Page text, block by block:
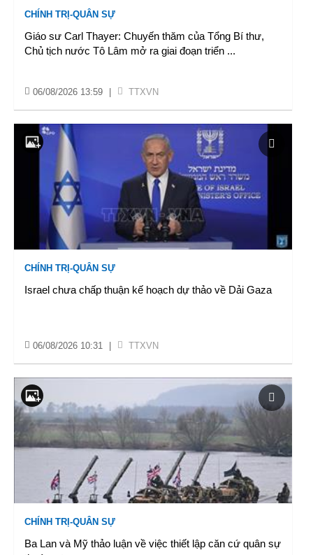
CHÍNH TRỊ-QUÂN SỰ
Giáo sư Carl Thayer: Chuyến thăm của Tổng Bí thư,
Chủ tịch nước Tô Lâm mở ra giai đoạn triển ...
06/08/2026 13:59 TTXVN
CHÍNH TRỊ-QUÂN SỰ
Israel chưa chấp thuận kế hoạch dự thảo về Dải Gaza
06/08/2026 10:31 TTXVN
CHÍNH TRỊ-QUÂN SỰ
Ba Lan và Mỹ thảo luận về việc thiết lập căn cứ quân sự